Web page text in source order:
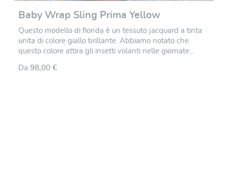
Baby Wrap Sling Prima Yellow
Questo modello di fionda è un tessuto jacquard a tinta
unita di colore giallo brillante. Abbiamo notato che
questo colore attira gli insetti volanti nelle giornate
estive di sole. Quindi questa imbragatura non è molto
adatta se si devono pascolare le mucche in alpeggio. Il
Da 98,00 €